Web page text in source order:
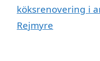
köksrenovering i
Rejmyre